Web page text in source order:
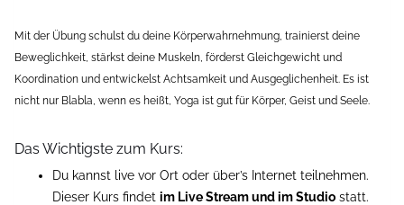
Mit der Übung schulst du deine Körperwahrnehmung, trainierst deine
Beweglichkeit, stärkst deine Muskeln, förderst Gleichgewicht und
Koordination und entwickelst Achtsamkeit und Ausgeglichenheit. Es ist
nicht nur Blabla, wenn es heißt, Yoga ist gut für Körper, Geist und Seele.
Das Wichtigste zum Kurs:
Du kannst live vor Ort oder über’s Internet teilnehmen.
Dieser Kurs findet im Live Stream und im Studio statt.